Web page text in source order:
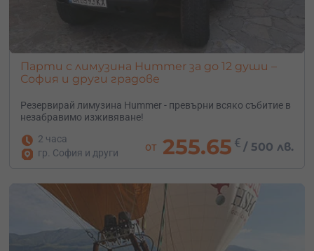
Парти с лимузина Hummer за до 12 души –
София и други градове
Резервирай лимузина Hummer - превърни всяко събитие в
незабравимо изживяване!
2 часа
гр. София и други
от 255.65 € / 500 лв.